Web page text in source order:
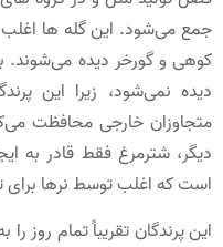
جمع می‌شود. این گله ها اغلب
کوهی و گورخر دیده می‌شوند.
دیده نمی‌شود، زیرا این
متجاوزان خارجی محافظت
دیگر، شترمرغ فقط قادر
است که اغلب توسط نرها برای
این پرندگان تقریباً تمام روز